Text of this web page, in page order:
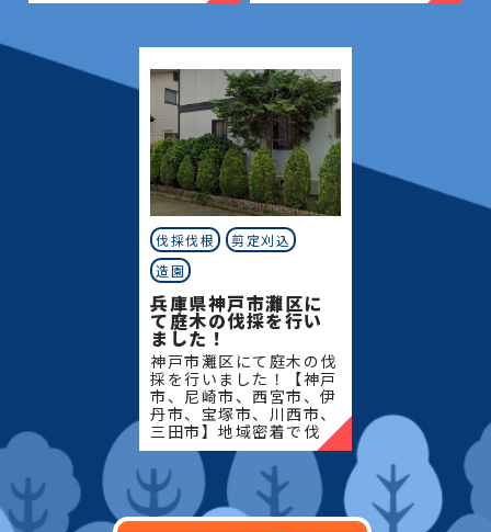
当社にご相談ください！
当社
当社にご相談ください！
当社
伐採伐根
剪定刈込
造園
兵庫県神戸市灘区に
て庭木の伐採を行い
ました！
神戸市灘区にて庭木の伐
採を行いました！【神戸
市、尼崎市、西宮市、伊
丹市、宝塚市、川西市、
三田市】地域密着で伐
採・抜根・剪定・草刈り
などのお庭のこと、造
園・植木屋をお探しなら
当社にご相談ください！
当社で